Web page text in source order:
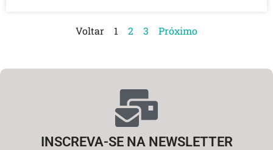
Voltar 1 2 3 Próximo
INSCREVA-SE NA NEWSLETTER